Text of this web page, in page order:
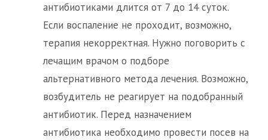
антибиотиками длится от 7 до 14 суток.
Если воспаление не проходит, возможно,
терапия некорректная. Нужно поговорить с
лечащим врачом о подборе
альтернативного метода лечения. Возможно,
возбудитель не реагирует на подобранный
антибиотик. Перед назначением
антибиотика необходимо провести посев на